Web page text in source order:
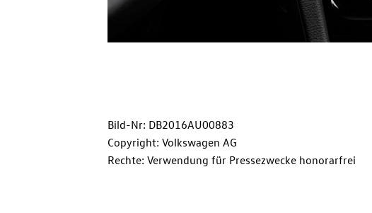
Bild-Nr: DB2016AU00883
Copyright: Volkswagen AG
Rechte: Verwendung für Pressezwecke honorarfrei